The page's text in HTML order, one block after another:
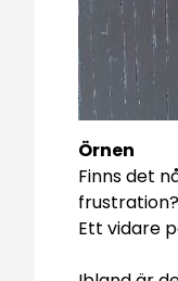
Örnen
Finns det
Ett vidare